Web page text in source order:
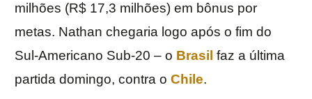
milhões (R$ 17,3 milhões) em bônus por
metas. Nathan chegaria logo após o fim do
Sul-Americano Sub-20 – o Brasil faz a última
partida domingo, contra o Chile.